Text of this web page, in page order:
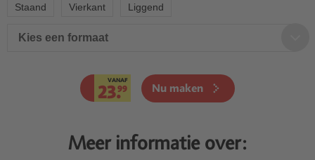
Staand Vierkant Liggend
Kies een formaat
VANAF
23.99 Nu maken
Meer informatie over: